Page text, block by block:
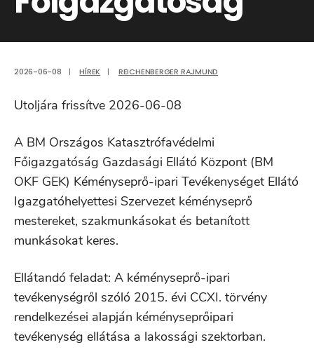
2026-06-08 | HÍREK | REICHENBERGER RAJMUND
Utoljára frissítve 2026-06-08
A BM Országos Katasztrófavédelmi
Főigazgatóság Gazdasági Ellátó Központ (BM
OKF GEK) Kéményseprő-ipari Tevékenységet Ellátó
Igazgatóhelyettesi Szervezet kéményseprő
mestereket, szakmunkásokat és betanított
munkásokat keres.
Ellátandó feladat: A kéményseprő-ipari
tevékenységről szóló 2015. évi CCXI. törvény
rendelkezései alapján kéményseprőipari
tevékenység ellátása a lakossági szektorban.